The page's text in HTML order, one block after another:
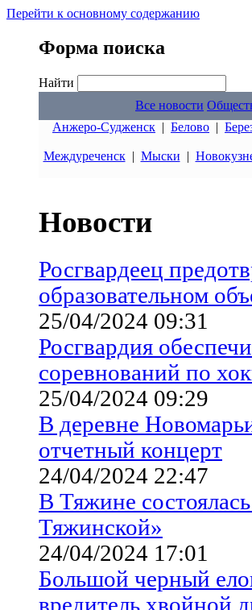
Перейти к основному содержанию
Форма поиска
Найти
Все новости
Анжеро-Судженск | Белово |
Междуреченск| Мыски |
Новости
Росгвардеец
образовательном
25/04/2024 09:31
Росгвардия
соревнований по
25/04/2024 09:29
В деревне
отчетный концерт
24/04/2024 22:47
В Тяжине
Тяжинской»
24/04/2024 17:01
Большой черный
вредитель хвойной